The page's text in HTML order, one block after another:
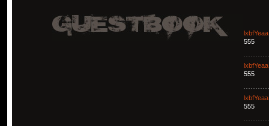
lxbfYeaa
555
lxbfYeaa
555
lxbfYeaa
555